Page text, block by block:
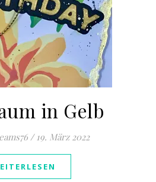
in Gelb
/ 19. März 2022